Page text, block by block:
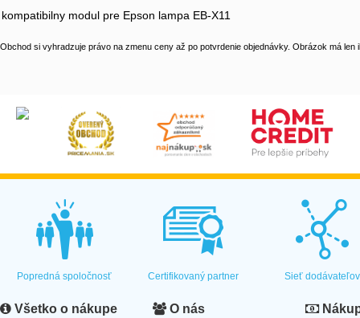
kompatibilny modul pre Epson lampa EB-X11
Obchod si vyhradzuje právo na zmenu ceny až po potvrdenie objednávky. Obrázok má len
Popredná spoločnosť Certifikovaný partner Sieť dodávateľov
Všetko o nákupe O nás